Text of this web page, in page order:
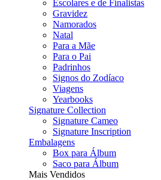
Escolares e de Finalistas
Gravidez
Namorados
Natal
Para a Mãe
Para o Pai
Padrinhos
Signos do Zodíaco
Viagens
Yearbooks
Signature Collection
Signature Cameo
Signature Inscription
Embalagens
Box para Álbum
Saco para Álbum
Mais Vendidos